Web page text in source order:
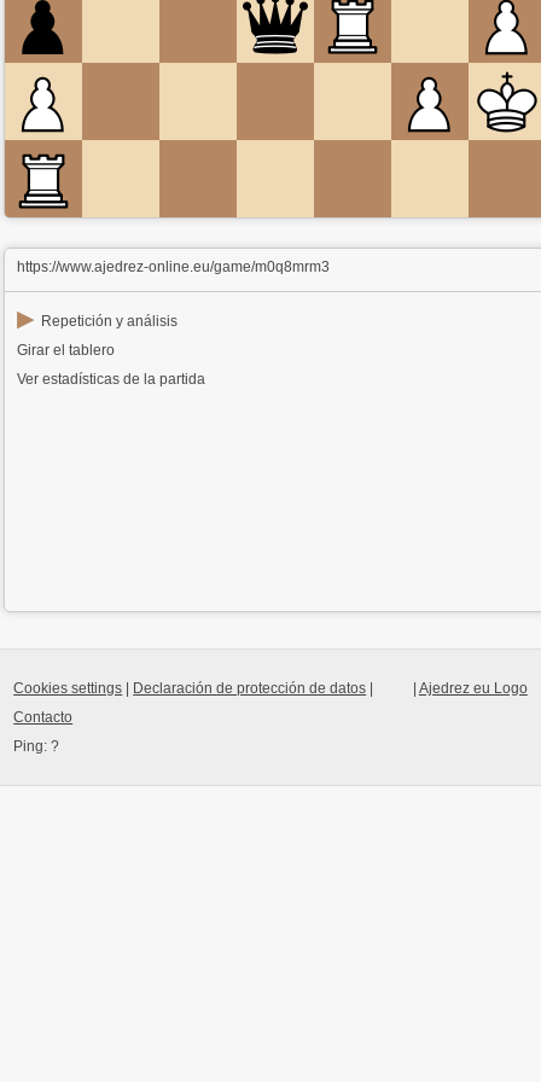
https://www.ajedrez-online.eu/game/m0q8mrm3
▶ Repetición y análisis
Girar el tablero
Ver estadísticas de la partida
Ajedrez eu Logo
Cookies settings Declaración de protección de datos
Contacto
Ping:?